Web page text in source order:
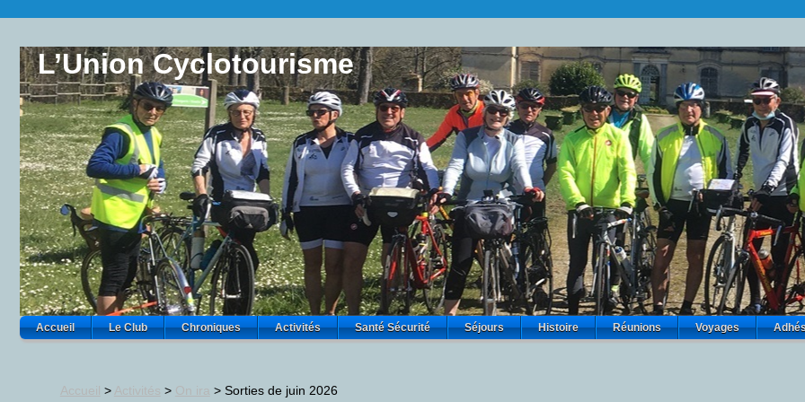
L’Union Cyclotourisme
Accueil Le Club Chroniques Activités Santé Sécurité Séjours Histoire Réunions Voyages
Accueil > Activités > On ira > Sorties de juin 2026